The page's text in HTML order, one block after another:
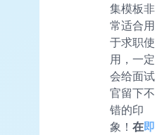
集模板非
常适合用
于求职使
用，一定
会给面试
官留下不
错的印
象！ 在即